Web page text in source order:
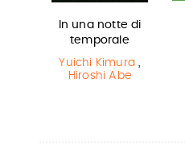
In una notte di
temporale
Yuichi Kimura
Hiroshi Abe